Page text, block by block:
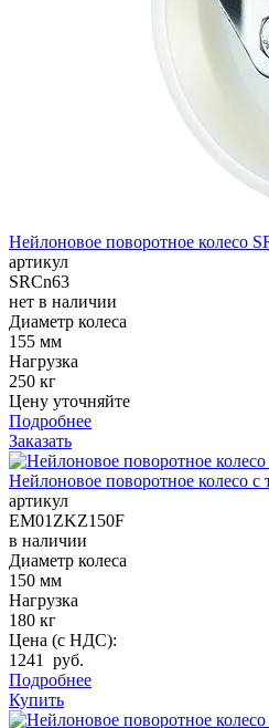
Нейлоновое поворотное колесо
артикул
SRCn63
нет в наличии
Диаметр колеса
155 мм
Нагрузка
250 кг
Цену уточняйте
Подробнее
Заказать
Нейлоновое поворотное колесо
артикул
EM01ZKZ150F
в наличии
Диаметр колеса
150 мм
Нагрузка
180 кг
Цена (с НДС):
1241 руб.
Подробнее
Купить